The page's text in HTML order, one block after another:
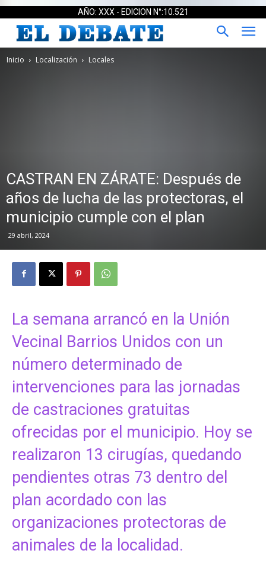
AÑO: XXX - EDICION N°:10.521
Inicio Localización Locales
CASTRAN EN ZÁRATE: Después de
años de lucha de las protectoras, el
municipio cumple con el plan
29 abril, 2024
La semana arrancó en la Unión
Vecinal Barrios Unidos con un
número determinado de
intervenciones para las jornadas
de castraciones gratuitas
ofrecidas por el municipio. Hoy se
realizaron 13 cirugías, quedando
pendientes otras 73 dentro del
plan acordado con las
organizaciones protectoras de
animales de la localidad.